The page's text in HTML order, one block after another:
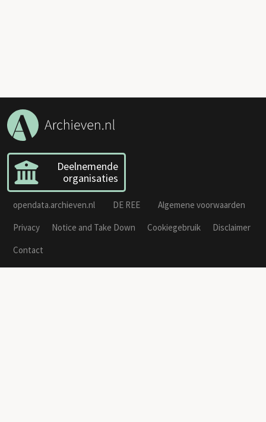
Deelnemende
organisaties
opendata.archieven.nl DE REE
Algemene voorwaarden
Privacy
Notice and Take Down Cookiegebruik
Disclaimer
Contact